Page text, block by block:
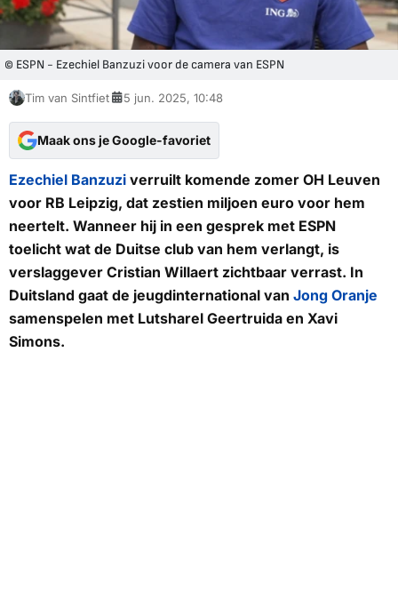
© ESPN - Ezechiel Banzuzi voor de camera van ESPN
Tim van Sintfiet 5 jun. 2025, 10:48
Maak ons je Google-favoriet
Ezechiel Banzuzi verruilt komende zomer OH Leuven
voor RB Leipzig, dat zestien miljoen euro voor hem
neertelt. Wanneer hij in een gesprek met ESPN
toelicht wat de Duitse club van hem verlangt, is
verslaggever Cristian Willaert zichtbaar verrast. In
Duitsland gaat de jeugdinternational van Jong Oranje
samenspelen met Lutsharel Geertruida en Xavi
Simons.